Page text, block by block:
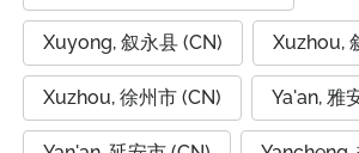
Xuyong, 叙永县 (CN) Xuzhou,
Xuzhou, 徐州市 (CN) Ya'an, 雅